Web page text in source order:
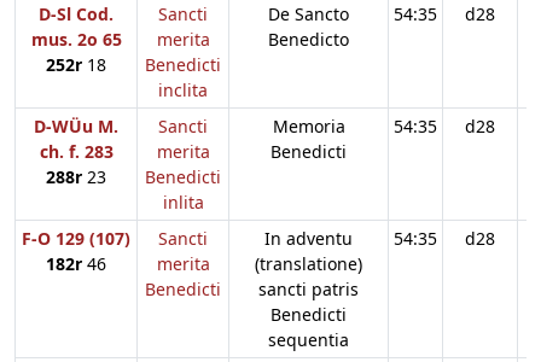
D-Sl Cod.
mus. 2o 65
252r 18
Sancti
merita
Benedicti
inclita
De Sancto
Benedicto
54:35 d28
D-WÜu M.
ch. f. 283
288r 23
Sancti
merita
Benedicti
inlita
Memoria
Benedicti
54:35 d28
F-O 129 (107)
182r 46
Sancti
merita
Benedicti
In adventu
(translatione)
sancti patris
Benedicti
sequentia
54:35 d28